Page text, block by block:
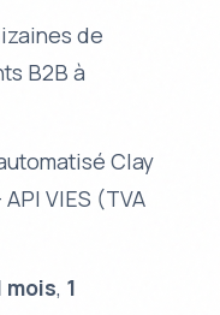
de
B2B à
Clay
VIES (TVA
mois, 1